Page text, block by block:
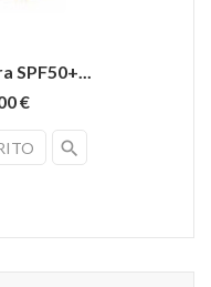
SPF50+...
€
search